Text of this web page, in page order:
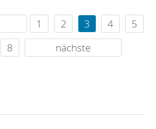
1 2 3 4
5
8 nächste